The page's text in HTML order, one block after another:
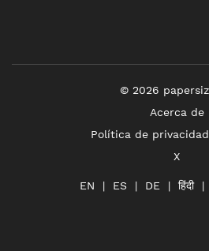
© 2026
Acerca de
Política de
X
EN ES DE हिंदी